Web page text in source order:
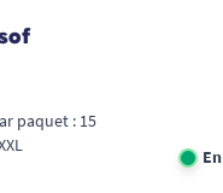
paquet : 15